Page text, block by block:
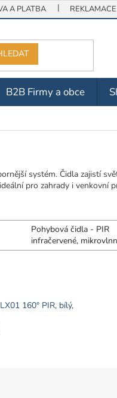
A PLATBA
B2B Firmy a obce
systém. Čidla zajistí
pro zahrady i
Pohybová čidla - PIR
infračervené,
160° PIR, bílý,